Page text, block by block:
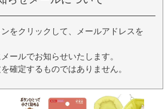
をクリックして、メールアドレスを
ールでお知らせいたします。
確定するものではありません。